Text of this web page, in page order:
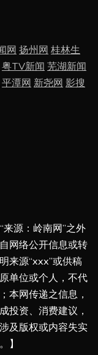
网 扬州网 桂林生
粤TV新闻 芜湖新闻
平潭网 新尧网 影搜
来源：岭南网”之外
网络公开信息或转
来源“xxx”或供稿
单位或个人，不代
本网传递之信息，
投资、消费建议，
及版权或内容失实
】